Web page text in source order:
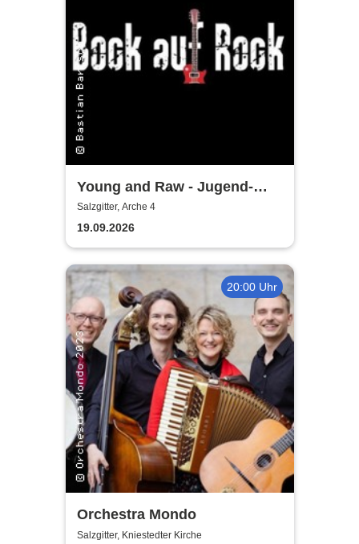
Young and Raw - Jugend-
Konzert
Salzgitter, Arche 4
19.09.2026
20:00 Uhr
Orchestra Mondo
Salzgitter, Kniestedter Kirche